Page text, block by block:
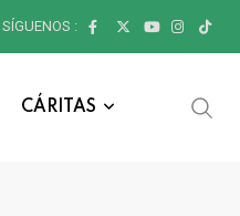
SÍGUENOS :
CÁRITAS